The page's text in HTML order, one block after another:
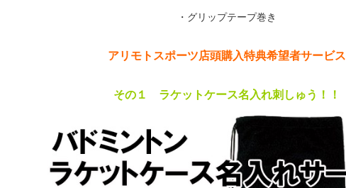
・グリップテープ巻き
アリモトスポーツ店頭購入特典希望者サービス
その１ ラケットケース名入れ刺しゅう！！